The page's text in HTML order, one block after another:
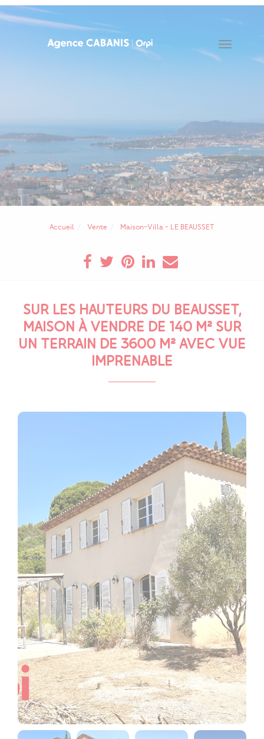
Toggle
Accueil Vente Maison-Villa - LE BEAUSSET
SUR LES HAUTEURS DU BEAUSSET,
MAISON À VENDRE DE 140 M² SUR
UN TERRAIN DE 3600 M² AVEC VUE
IMPRENABLE